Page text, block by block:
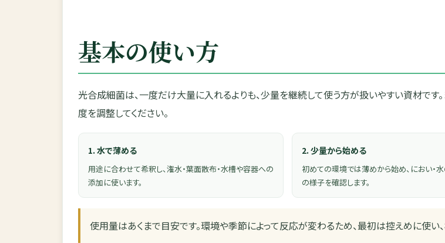
基本の使い方
光合成細菌は、一度だけ大量に入れるよりも、少量を継続して使う方が扱いやすい資材です
度を調整してください。
1. 水で薄める
用途に合わせて希釈し、潅水・葉面散布・水槽や容器への
添加に使います。
2. 少量から始める
初めての環境では薄めから始め、におい・
の様子を確認します。
使用量はあくまで目安です。環境や季節によって反応が変わるため、最初は控えめに使い